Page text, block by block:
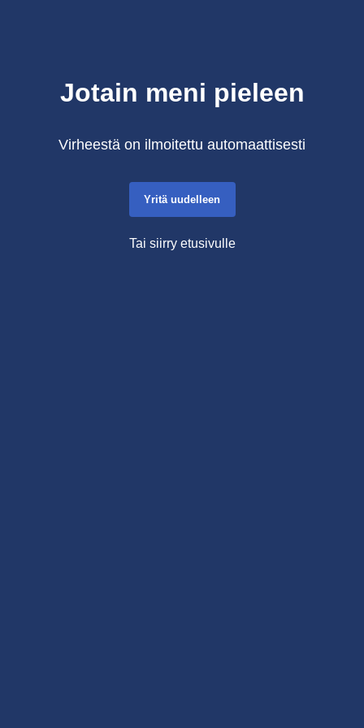
Jotain meni pieleen
Virheestä on ilmoitettu automaattisesti
Yritä uudelleen
Tai siirry etusivulle